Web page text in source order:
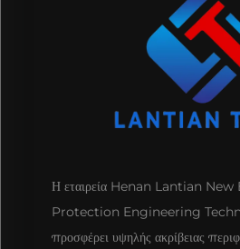
Η εταιρεία Henan Lantian
Protection Engineering
προσφέρει υψηλής ακρίβειας